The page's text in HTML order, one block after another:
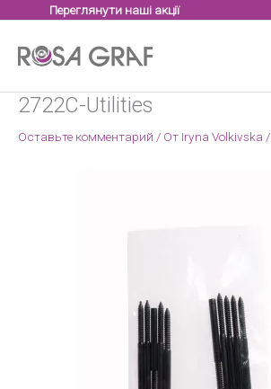
содержимому
Переглянути наші акції
2722C-Utilities
Оставьте комментарий / От Iryna Volkivska /